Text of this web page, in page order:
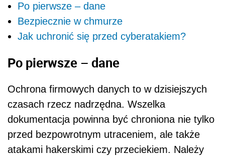
Po pierwsze – dane
Bezpiecznie w chmurze
Jak uchronić się przed cyberatakiem?
Po pierwsze – dane
Ochrona firmowych danych to w dzisiejszych
czasach rzecz nadrzędna. Wszelka
dokumentacja powinna być chroniona nie tylko
przed bezpowrotnym utraceniem, ale także
atakami hakerskimi czy przeciekiem. Należy